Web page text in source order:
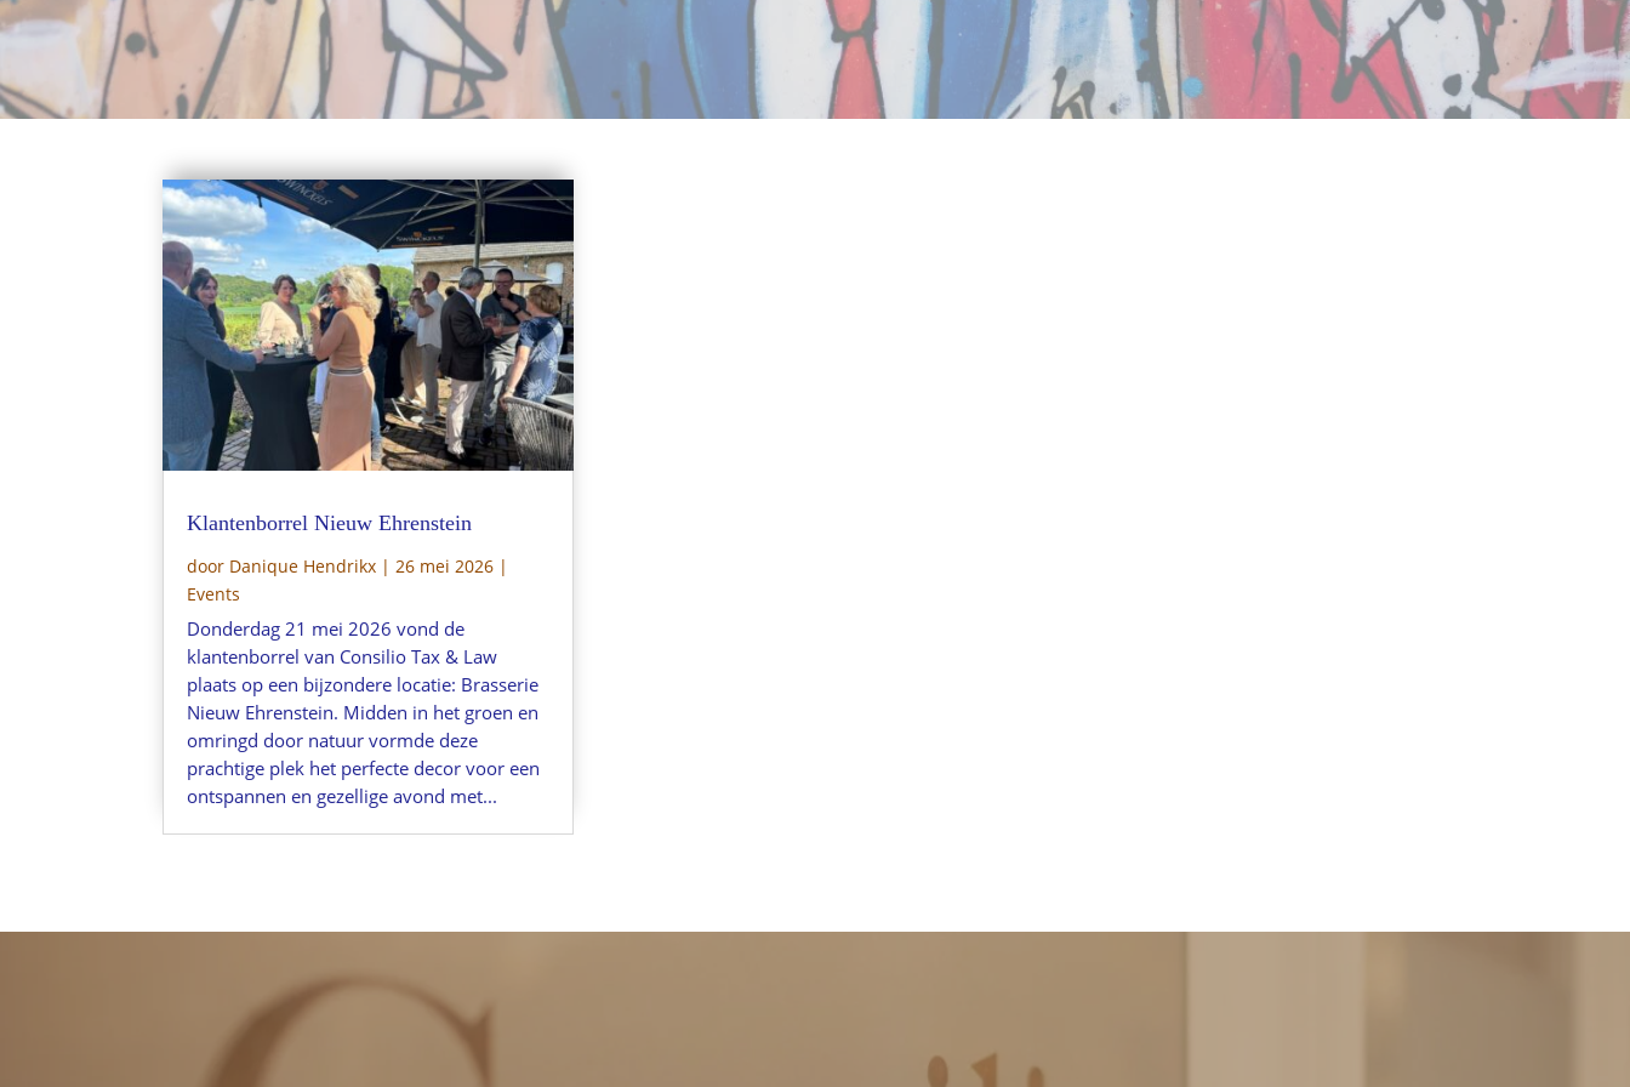
Klantenborrel Nieuw Ehrenstein
door Danique Hendrikx |26 mei 2026 |
Events
Donderdag 21 mei 2026 vond de
klantenborrel van Consilio Tax & Law
plaats op een bijzondere locatie: Brasserie
Nieuw Ehrenstein. Midden in het groen en
omringd door natuur vormde deze
prachtige plek het perfecte decor voor een
ontspannen en gezellige avond met...
NL51 RABO 0301 1762 80